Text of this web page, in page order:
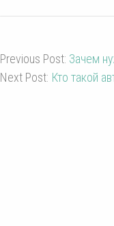
Previous Post: Зачем
Next Post: Кто такой